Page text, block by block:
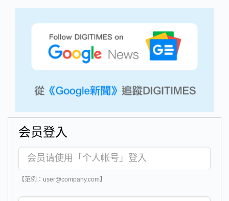
会员登入
【范例：user@company.com】